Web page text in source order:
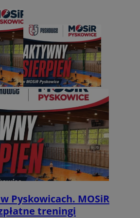
Pyskowicach. MOSiR
treningi